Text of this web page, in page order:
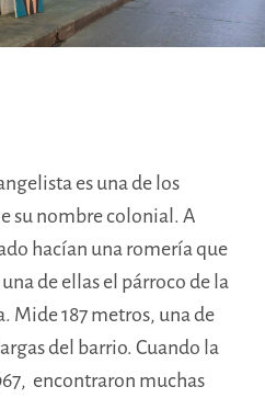
es una de los
su nombre colonial. A
hacían una romería que
de ellas el párroco de la
Mide 187 metros, una de
del barrio. Cuando la
encontraron muchas